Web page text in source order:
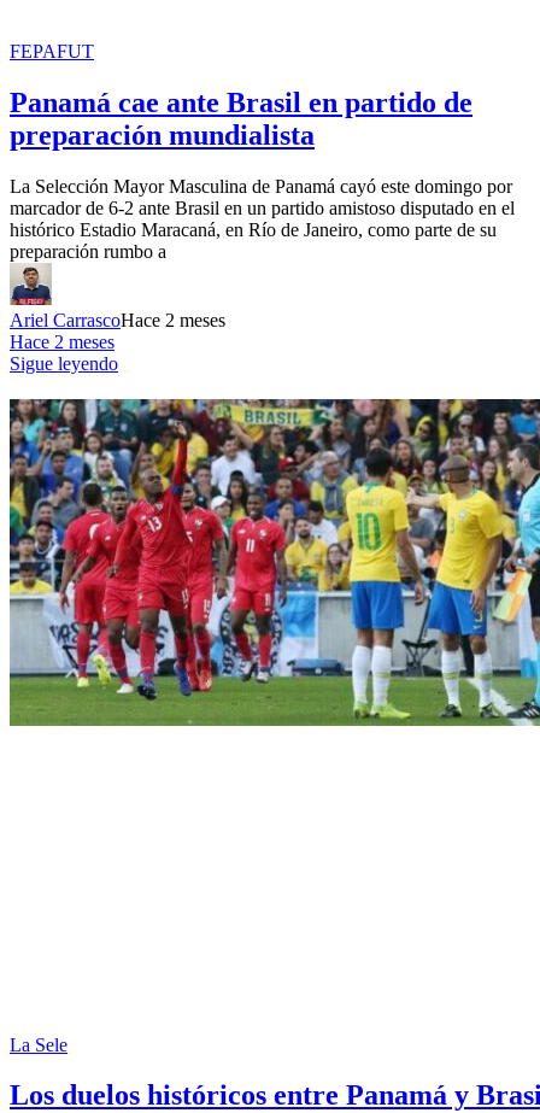
FEPAFUT
Panamá cae ante Brasil en partido de
preparación mundialista
La Selección Mayor Masculina de Panamá cayó este domingo por
marcador de 6-2 ante Brasil en un partido amistoso disputado en el
histórico Estadio Maracaná, en Río de Janeiro, como parte de su
preparación rumbo a
Ariel CarrascoHace 2 meses
Hace 2 meses
Sigue leyendo
La Sele
Los duelos históricos entre Panamá y